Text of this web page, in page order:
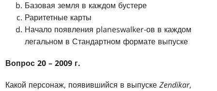
Базовая земля в каждом бустере
Раритетные карты
Начало появления planeswalker-ов в каждом
легальном в Стандартном формате выпуске
Вопрос 20 – 2009 г.
Какой персонаж, появившийся в выпускеZendikar,